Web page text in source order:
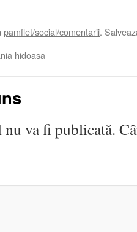
pamflet/social/comentarii.
hidoasa
nu va fi publicată.